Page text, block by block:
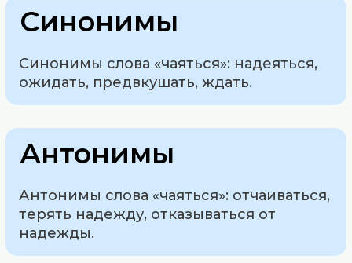
Синонимы
Синонимы слова «чаяться»: надеяться,
ожидать, предвкушать, ждать.
Антонимы
Антонимы слова «чаяться»: отчаиваться,
терять надежду, отказываться от
надежды.